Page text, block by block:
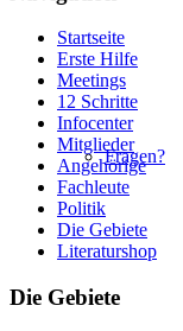
Fragen?
Startseite
Erste Hilfe
Meetings
12 Schritte
Infocenter
Mitglieder
Angehörige
Fachleute
Politik
Die Gebiete
Literaturshop
Die Gebiete